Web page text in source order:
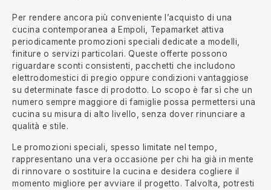
Per rendere ancora più conveniente l’acquisto di una
cucina contemporanea a Empoli, Tepamarket attiva
periodicamente promozioni speciali dedicate a modelli,
finiture o servizi particolari. Queste offerte possono
riguardare sconti consistenti, pacchetti che includono
elettrodomestici di pregio oppure condizioni vantaggiose
su determinate fasce di prodotto. Lo scopo è far sì che un
numero sempre maggiore di famiglie possa permettersi una
cucina su misura di alto livello, senza dover rinunciare a
qualità e stile.
Le promozioni speciali, spesso limitate nel tempo,
rappresentano una vera occasione per chi ha già in mente
di rinnovare o sostituire la cucina e desidera cogliere il
momento migliore per avviare il progetto. Talvolta, potresti